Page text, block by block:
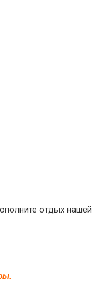
отдых нашей